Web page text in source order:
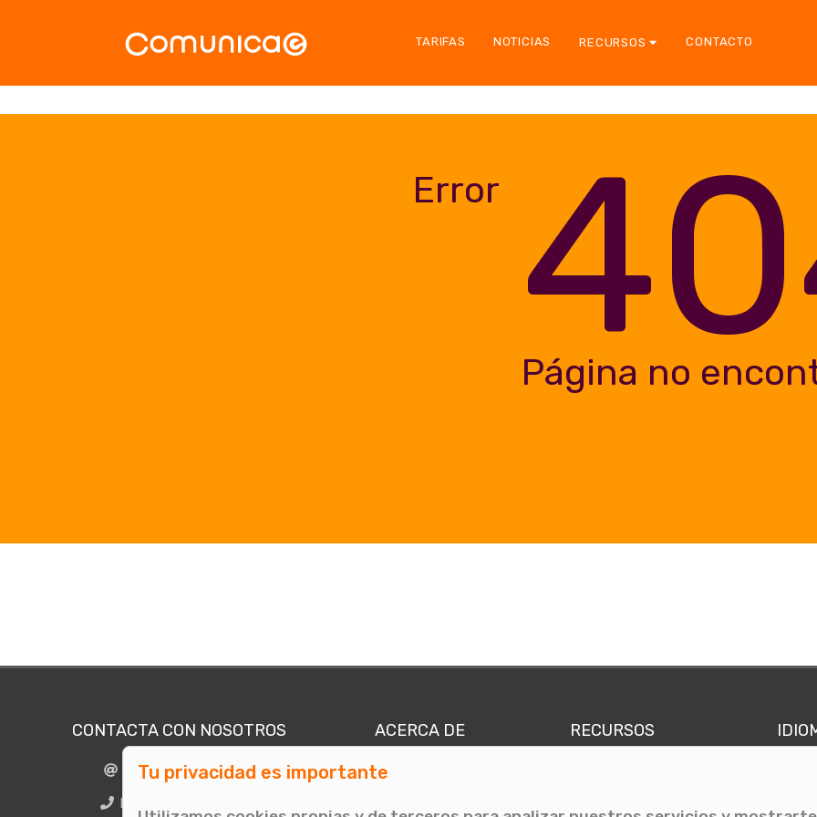
TARIFAS NOTICIAS RECURSOS CONTACTO
Error
Página no
CONTACTA CON NOSOTROS
info@comunicae.com
BCN + 34 931 702 774
ACERCA DE
Quiénes somos
RECURSOS
Tu privacidad es importante